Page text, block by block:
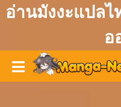
อ่านมังงะแปล
อ